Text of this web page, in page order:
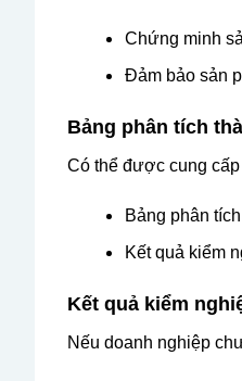
Chứng minh
Đảm bảo sản
Bảng phân tích
Có thể được cung
Bảng phân
Kết quả kiểm
Kết quả kiểm
Nếu doanh nghiệp